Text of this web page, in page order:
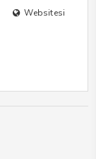
Websitesi